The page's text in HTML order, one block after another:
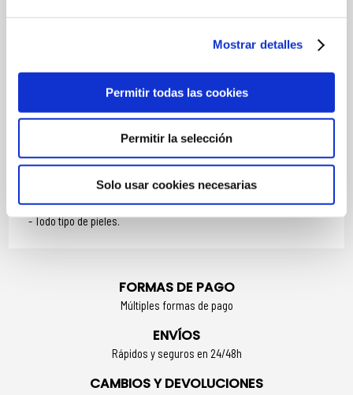
Mostrar detalles
Permitir todas las cookies
Permitir la selección
Solo usar cookies necesarias
Ionone, Citral, Geraniol, Limonene, Linalool.
MÁS INFORMACIÓN
MODO DE UTILIZACIÓN
Aplicar y masajear sobre la piel seca, humedecer con agua
Todo tipo de pieles.
FORMAS DE PAGO
Múltiples formas de pago
ENVÍOS
Rápidos y seguros en 24/48h
CAMBIOS Y DEVOLUCIONES